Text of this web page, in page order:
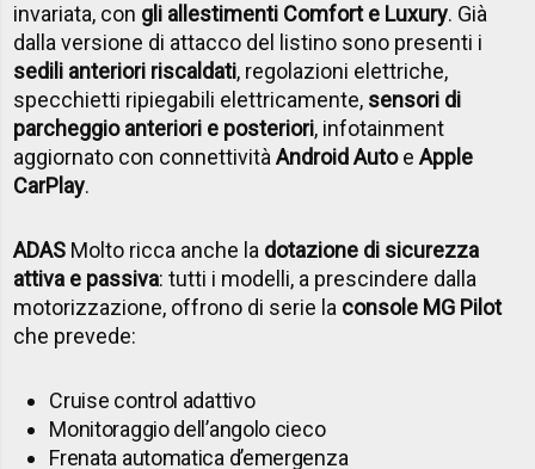
invariata, con gli allestimenti Comfort e Luxury. Già
dalla versione di attacco del listino sono presenti i
sedili anteriori riscaldati, regolazioni elettriche,
specchietti ripiegabili elettricamente, sensori di
parcheggio anteriori e posteriori, infotainment
aggiornato con connettivitàAndroid AutoeApple
CarPlay.
ADAS Molto ricca anche la dotazione di sicurezza
attiva e passiva: tutti i modelli, a prescindere dalla
motorizzazione, offrono di serie la console MG Pilot
che prevede:
Cruise control adattivo
Monitoraggio dell’angolo cieco
Frenata automatica d’emergenza